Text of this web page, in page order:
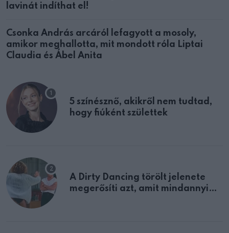
lavinát indíthat el!
Csonka András arcáról lefagyott a mosoly,
amikor meghallotta, mit mondott róla Liptai
Claudia és Ábel Anita
5 színésznő, akikről nem tudtad,
hogy fiúként születtek
A Dirty Dancing törölt jelenete
megerősíti azt, amit mindannyian